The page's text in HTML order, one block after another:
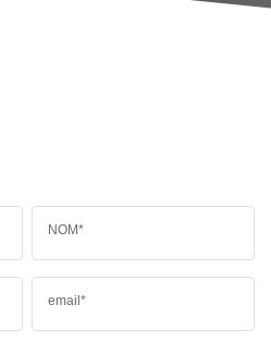
NOM*
email*